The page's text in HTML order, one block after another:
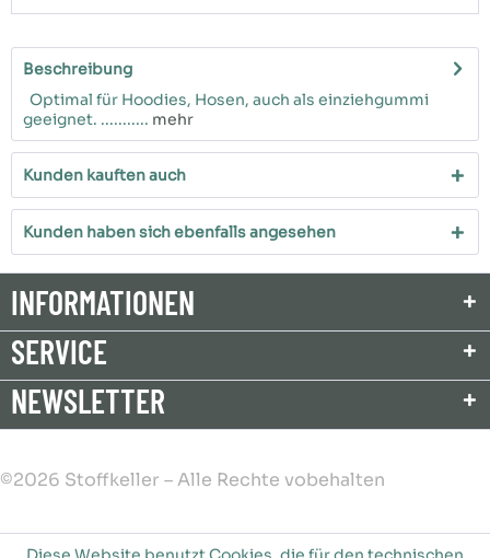
Beschreibung
Optimal für Hoodies, Hosen, auch als einziehgummi
geeignet. ........... mehr
Kunden kauften auch
Kunden haben sich ebenfalls angesehen
INFORMATIONEN
SERVICE
NEWSLETTER
©2026 Stoffkeller – Alle Rechte vobehalten